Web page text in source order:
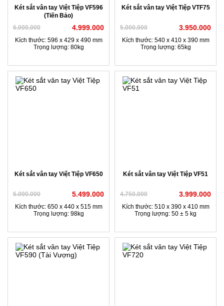
Két sắt vân tay Việt Tiệp VF596
(Tiến Bảo)
6.000.000
4.999.000
Kích thước: 596 x 429 x 490 mm
Trọng lượng: 80kg
Két sắt vân tay Việt Tiệp VTF75
5.000.000 3.950.000
Kích thước: 540 x 410 x 390 mm
Trọng lượng: 65kg
Két sắt vân tay Việt Tiệp VF650
6.000.000 5.499.000
Kích thước: 650 x 440 x 515 mm
Trọng lượng: 98kg
Két sắt vân tay Việt Tiệp VF51
4.750.000 3.999.000
Kích thước: 510 x 390 x 410 mm
Trọng lượng: 50 ± 5 kg